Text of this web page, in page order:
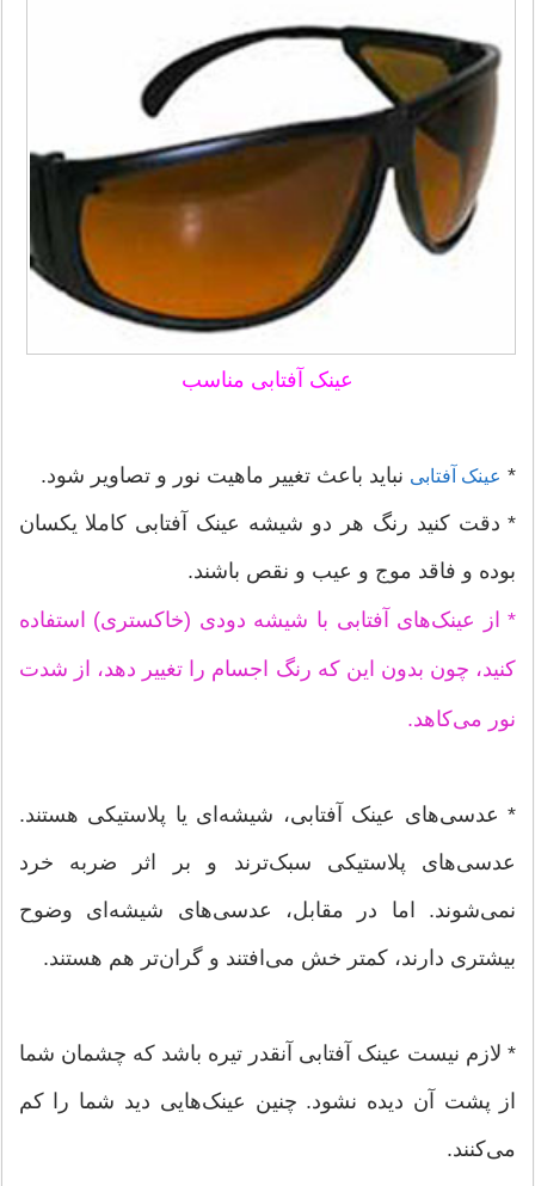
عینک آفتابی مناسب
* عینک آفتابی نباید باعث تغییر ماهیت نور و تصاویر شود.
* دقت کنید رنگ هر دو شیشه عینک آفتابی کاملا یکسان
بوده و فاقد موج و عیب و نقص باشند.
* از عینک‌های آفتابی با شیشه دودی (خاکستری) استفاده
کنید، چون بدون این‌ که رنگ اجسام را تغییر دهد، از شدت
نور می‌کاهد.
* عدسی‌های عینک آفتابی، شیشه‌ای یا پلاستیکی هستند.
عدسی‌های پلاستیکی سبک‌ترند و بر اثر ضربه خرد
نمی‌شوند. اما در مقابل، عدسی‌های شیشه‌ای وضوح
بیشتری دارند، کمتر خش می‌افتند و گران‌تر هم هستند.
* لازم نیست عینک آفتابی آنقدر تیره باشد که چشمان شما
از پشت آن دیده نشود. چنین عینک‌هایی دید شما را کم
می‌کنند.